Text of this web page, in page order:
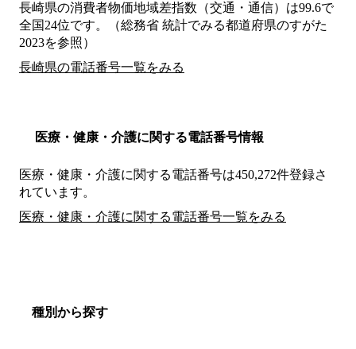
長崎県の消費者物価地域差指数（交通・通信）は99.6で
全国24位です。（総務省 統計でみる都道府県のすがた
2023を参照）
長崎県の電話番号一覧をみる
医療・健康・介護に関する電話番号情報
医療・健康・介護に関する電話番号は450,272件登録さ
れています。
医療・健康・介護に関する電話番号一覧をみる
種別から探す